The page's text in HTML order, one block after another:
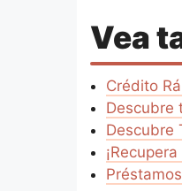
Vea
Crédito
Descubre
Descubre